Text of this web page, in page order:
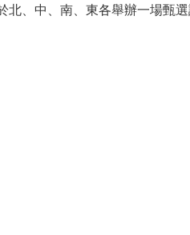
、中、南、東各舉辦一場甄